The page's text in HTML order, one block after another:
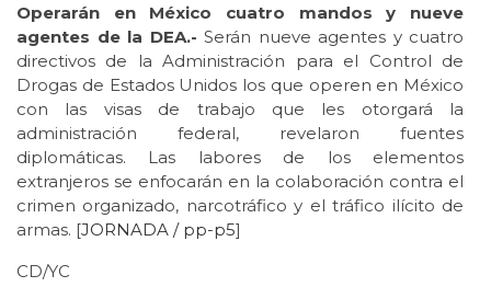
Operarán en México cuatro mandos y nueve
agentes de la DEA.- Serán nueve agentes y cuatro
directivos de la Administración para el Control de
Drogas de Estados Unidos los que operen en México
con las visas de trabajo que les otorgará la
administración federal, revelaron fuentes
diplomáticas. Las labores de los elementos
extranjeros se enfocarán en la colaboración contra el
crimen organizado, narcotráfico y el tráfico ilícito de
armas. [JORNADA / pp-p5]
CD/YC